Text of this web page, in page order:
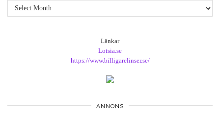
Arkiv
Länkar
Lotsia.se
https://www.billigarelinser.se/
ANNONS